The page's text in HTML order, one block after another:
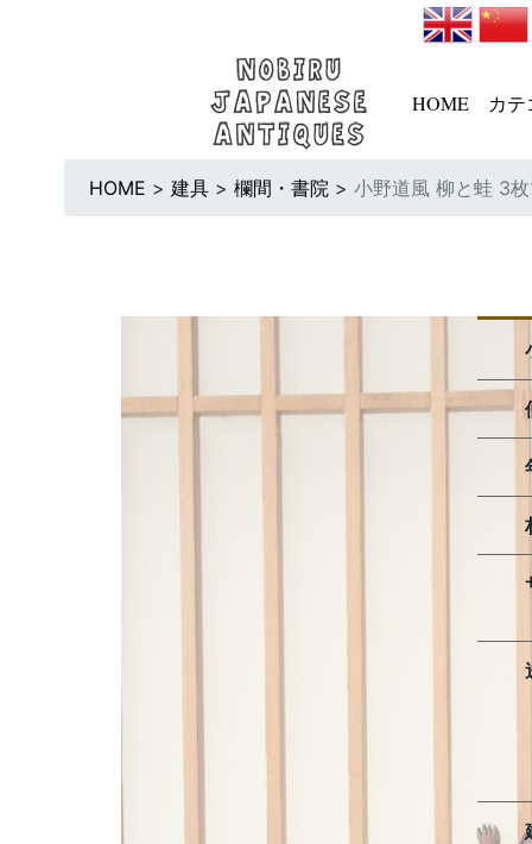
HOME カ
HOME > 建具 > 欄間・書院 > 小野道風 柳と蛙 3